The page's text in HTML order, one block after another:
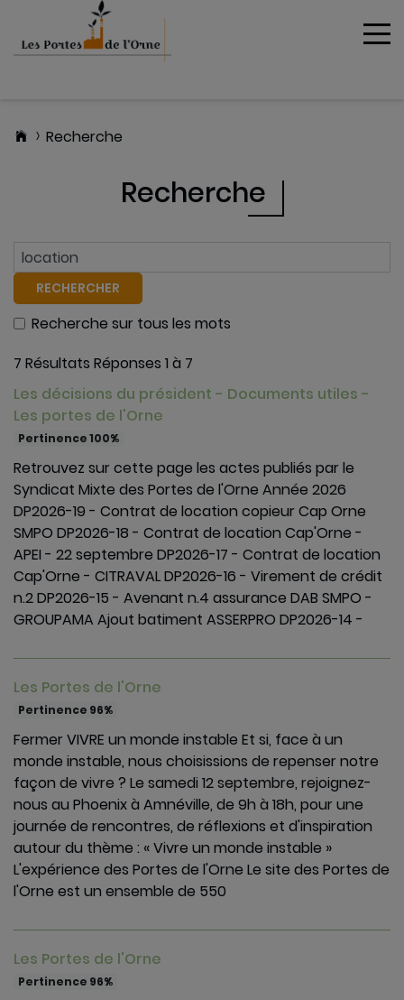
Recherche
Recherche
RECHERCHER
Recherche sur tous les mots
7 Résultats Réponses 1 à 7
Les décisions du président - Documents utiles -
Les portes de l'Orne
Pertinence 100%
Retrouvez sur cette page les actes publiés par le
Syndicat Mixte des Portes de l'Orne Année 2026
DP2026-19 - Contrat de location copieur Cap Orne
SMPO DP2026-18 - Contrat de location Cap'Orne -
APEI - 22 septembre DP2026-17 - Contrat de location
Cap'Orne - CITRAVAL DP2026-16 - Virement de crédit
n.2 DP2026-15 - Avenant n.4 assurance DAB SMPO -
GROUPAMA Ajout batiment ASSERPRO DP2026-14 -
Les Portes de l'Orne
Pertinence 96%
Fermer VIVRE un monde instable Et si, face à un
monde instable, nous choisissions de repenser notre
façon de vivre ? Le samedi 12 septembre, rejoignez-
nous au Phoenix à Amnéville, de 9h à 18h, pour une
journée de rencontres, de réflexions et d'inspiration
autour du thème : « Vivre un monde instable »
L'expérience des Portes de l'Orne Le site des Portes de
l'Orne est un ensemble de 550
Les Portes de l'Orne
Pertinence 96%